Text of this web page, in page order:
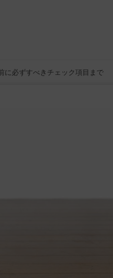
必ずすべきチェック項目まで